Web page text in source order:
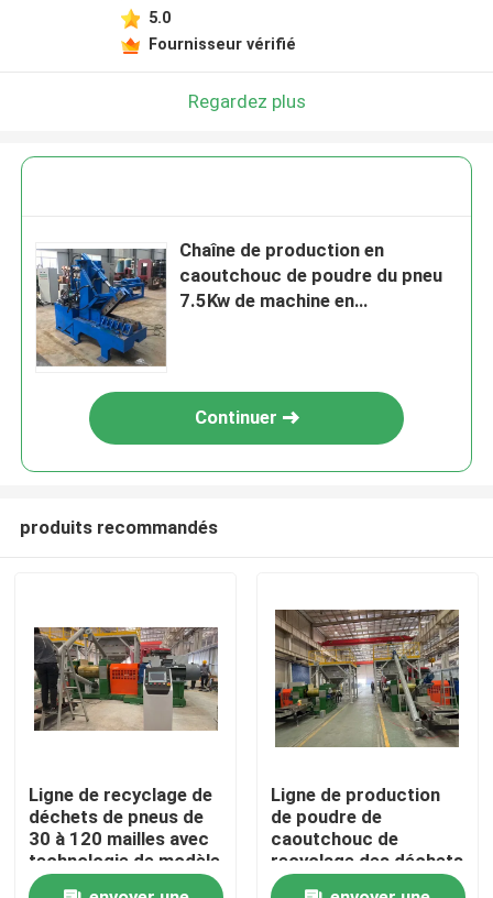
Maison
Produits
5.0
Fournisseur vérifié
Regardez plus
Chaîne de production en
caoutchouc de poudre du pneu
7.5Kw de machine en
Continuer
produits recommandés
Ligne de recyclage de
déchets de pneus de
30 à 120 mailles avec
technologie de modèle
de déchiquetage LP-
Ligne de production
de poudre de
caoutchouc de
recyclage des déchets
de pneus et de